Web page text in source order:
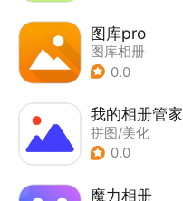
图库pro
图库相册
0.0
我的相册管家
拼图/美化
0.0
魔力相册